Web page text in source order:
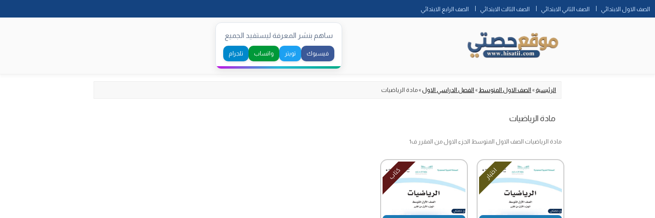
to
content
الصف الاول الابتدائي الصف الثاني الابتدائي الصف الثالث الابتدائي الصف الرابع الابتدائي
ساهم بنشر المعرفة ليستفيد الجميع
فيسبوك تويتر واتساب تلجرام
الرئيسية » الصف الاول المتوسط » الفصل الدراسي الاول»مادة الرياضيات
مادة الرياضيات
مادة الرياضيات الصف الاول المتوسط الجزء الاول من المقرر ف1
اختبار كتاب